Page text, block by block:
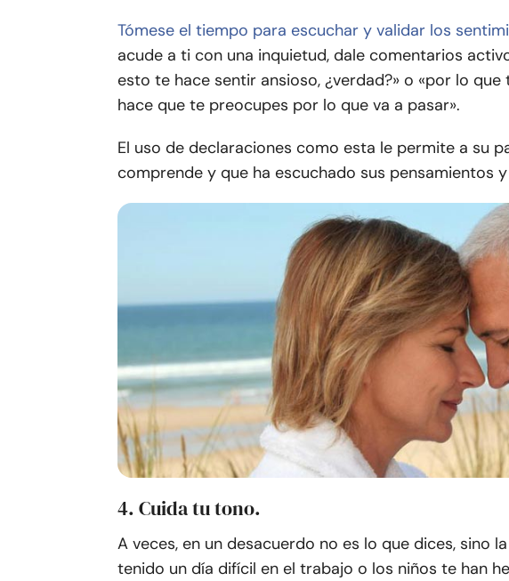
Tómese el tiempo para escuchar y validar los
acude a ti con una inquietud, dale comentarios
esto te hace sentir ansioso, ¿verdad?» o «por lo
hace que te preocupes por lo que va a pasar».
El uso de declaraciones como esta le permite a su
comprende y que ha escuchado sus pensamientos
4. Cuida tu tono.
A veces, en un desacuerdo no es lo que dices, sino
tenido un día difícil en el trabajo o los niños te han